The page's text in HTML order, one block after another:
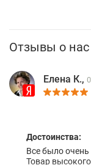
Отзывы о нас
Елена К.,
Достоинства:
Все было
Товар